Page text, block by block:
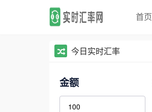
首页
今日实时汇率
金额